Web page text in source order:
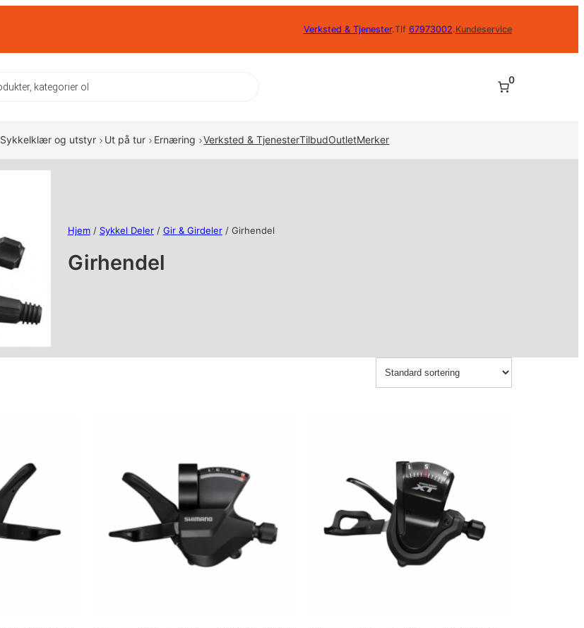
Verksted & Tjenester.Tlf 67973002.Kundeservice
0
Sykkelklær og utstyr Ut på tur Ernæring Verksted & TjenesterTilbudOutletMerker
Hjem/ Sykkel Deler/ Gir & Girdeler/ Girhendel
Girhendel